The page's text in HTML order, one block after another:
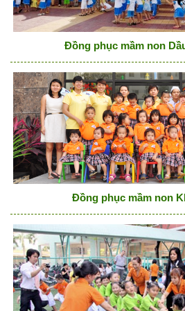
Đồng phục mầm non
Đồng phục mầm non